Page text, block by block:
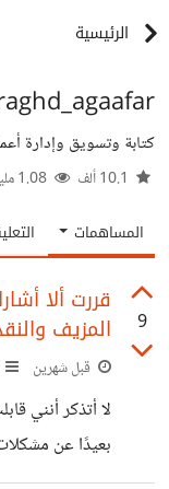
الرئيسية
كتابة وتسويق وإدارة
المساهمات
9
قررت ألا
المزيف
قبل شهرين
لا أتذكر أنني
بعيدًا عن
الحقد والحسد